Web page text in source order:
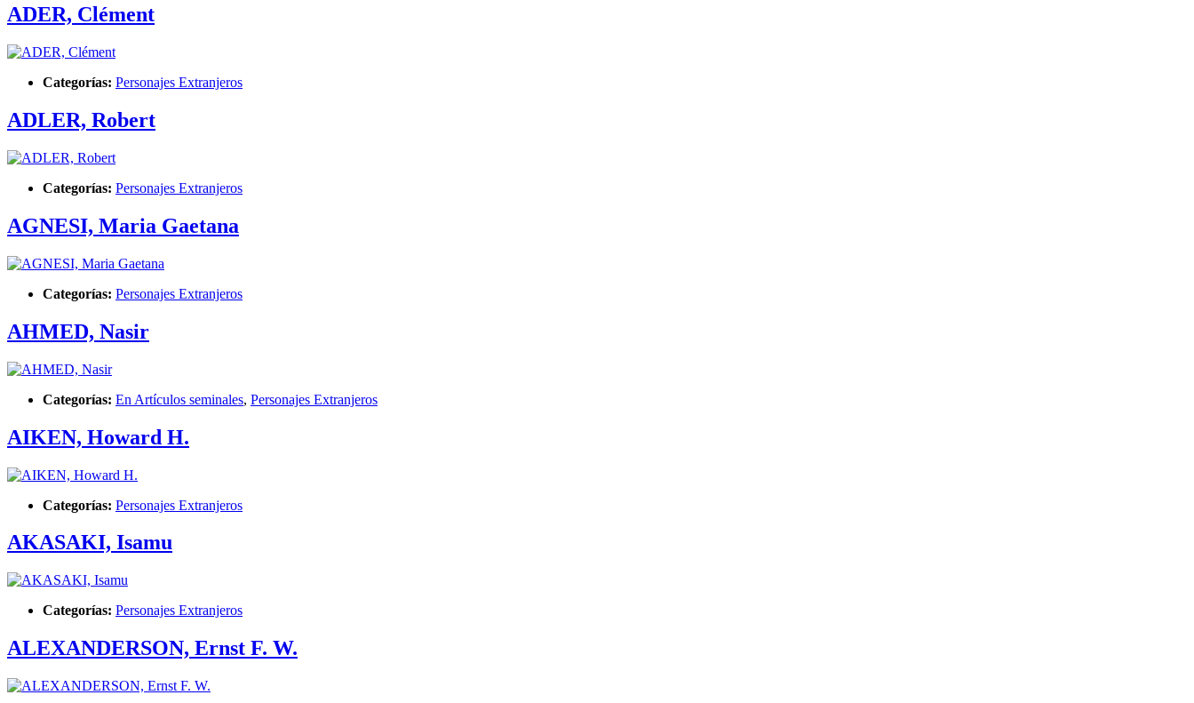
ADER, Clément
Categorías: Personajes Extranjeros
ADLER, Robert
Categorías: Personajes Extranjeros
AGNESI, Maria Gaetana
Categorías: Personajes Extranjeros
AHMED, Nasir
Categorías: En Artículos seminales, Personajes Extranjeros
AIKEN, Howard H.
Categorías: Personajes Extranjeros
AKASAKI, Isamu
Categorías: Personajes Extranjeros
ALEXANDERSON, Ernst F. W.